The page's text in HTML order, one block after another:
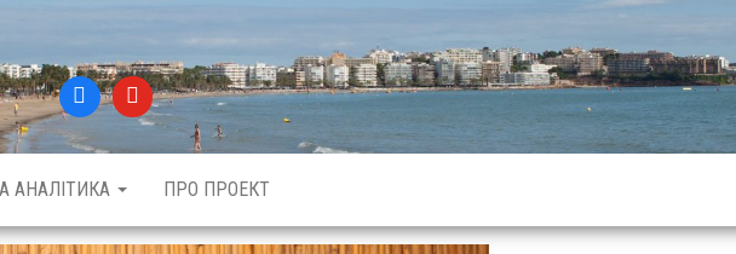
АНАЛІТИКА ПРО ПРОЕКТ